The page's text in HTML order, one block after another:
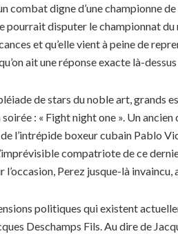
combat digne d’une championne
pourrait disputer le championnat
et qu’elle vient à peine de
ait une réponse exacte là-dessus
de stars du noble art, grands
soirée : « Fight night one ». Un
l’intrépide boxeur cubain Pablo
compatriote de ce
l’occasion, Perez jusque-là
politiques qui existent
Deschamps Fils. Au dire de